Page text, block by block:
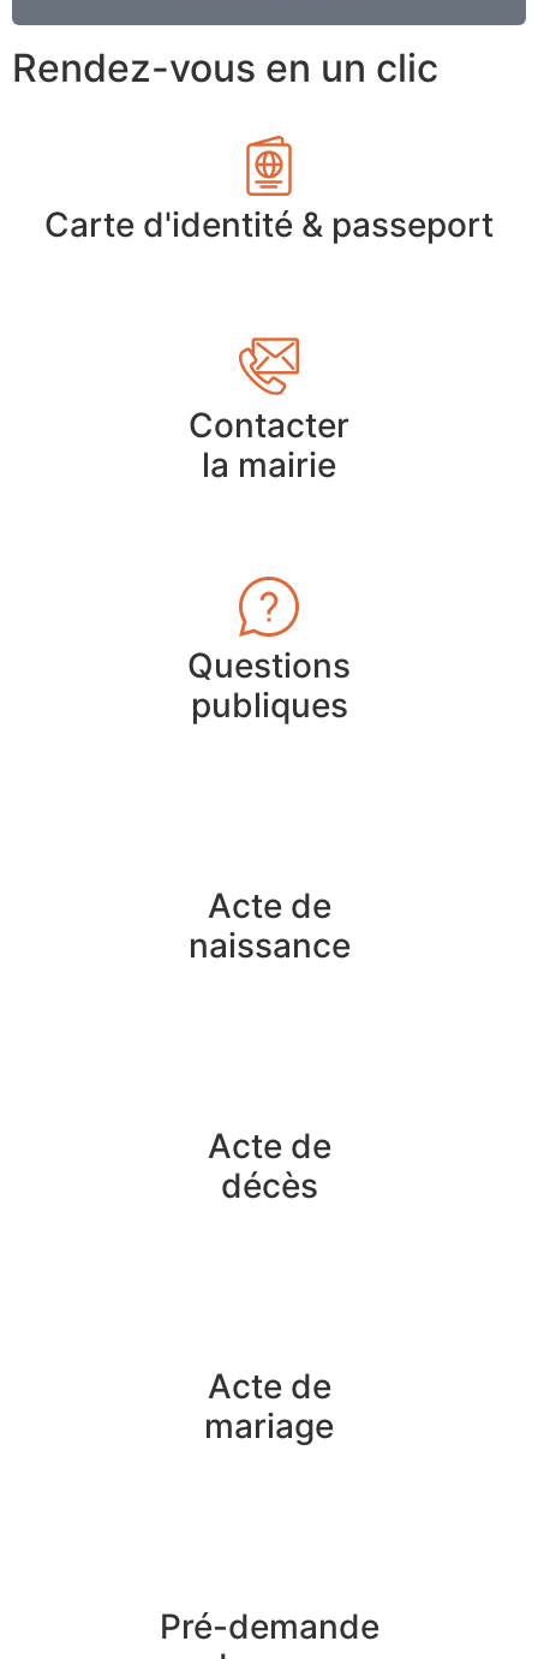
Rendez-vous en un clic
Carte d'identité & passeport
Contacter
la mairie
Questions
publiques
Acte de
naissance
Acte de
décès
Acte de
mariage
Pré-demande